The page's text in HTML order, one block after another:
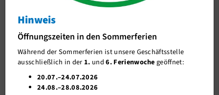
Info
Kursplan Weihnachten/Neujahr
J-Team
Stellenangebote
Förderverein me-sport e.V.
Mitgliederservice
Hinweis
Öffnungszeiten in den Sommerferien
Während der Sommerferien ist unsere Geschäftsstelle
ausschließlich in der 1. und6. Ferienwochegeöffnet:
20.07.–24.07.2026
24.08.–28.08.2026